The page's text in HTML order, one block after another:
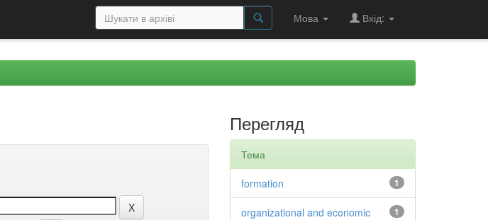
Мова Вхід:
Перегляд
Тема
1
formation
1
organizational and economic